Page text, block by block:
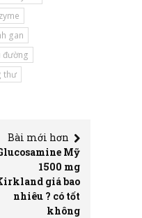
gan
đường
thư
Bài mới hơn
Mỹ
1500 mg
giá bao
nhiêu ? có tốt
không